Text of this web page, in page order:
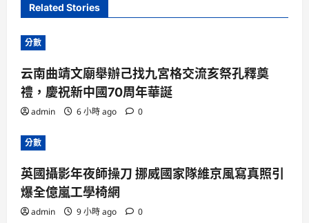
Related Stories
分數
云南曲靖文廟舉辦己找九宮格交流亥祭孔釋奠
禮，慶祝新中國70周年華誕
admin 6 小時 ago 0
分數
英國攝影年夜師操刀 挪威國家隊維京風寫真照引
爆全億嵐工學椅網
admin 9 小時 ago 0